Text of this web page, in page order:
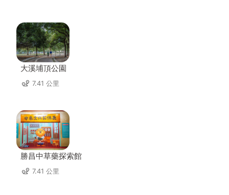
大溪埔頂公園
7.41 公里
勝昌中草藥探索館
7.41 公里